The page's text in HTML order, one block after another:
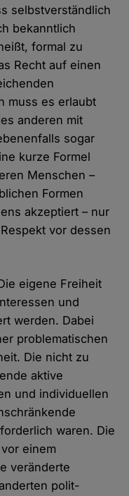
selbstverständlich
bekanntlich
formal zu
Recht auf einen
muss es erlaubt
anderen mit
sogar
kurze Formel
Menschen –
Formen
akzeptiert – nur
vor dessen
eigene Freiheit
und
werden. Dabei
problematischen
Die nicht zu
aktive
und individuellen
waren. Die
einem
veränderte
polit-